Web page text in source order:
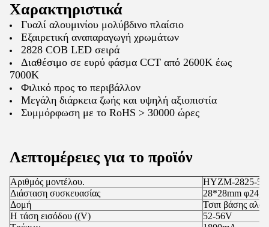
Χαρακτηριστικά
Γυαλί αλουμινίου μολύβδινο πλαίσιο
Εξαιρετική αναπαραγωγή χρωμάτων
2828 COB LED σειρά
Διαθέσιμο σε ευρύ φάσμα CCT από 2600K έως
7000K
Φιλικό προς το περιβάλλον
Μεγάλη διάρκεια ζωής και υψηλή αξιοπιστία
Συμμόρφωση με το RoHS > 30000 ώρες
Λεπτομέρειες για το προϊόν
Αριθμός μοντέλου.
HYZM-2825-
Διάσταση συσκευασίας
28*28mm
Δομή
Τσιπ βάσης
Η τάση εισόδου ((V)
52-56V